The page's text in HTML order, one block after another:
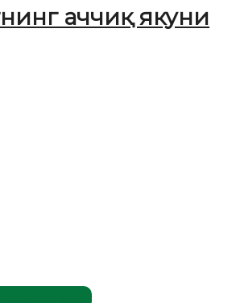
аччиқ якуни